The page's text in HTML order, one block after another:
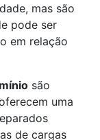
mas são
pode ser
em relação
são
uma
de cargas